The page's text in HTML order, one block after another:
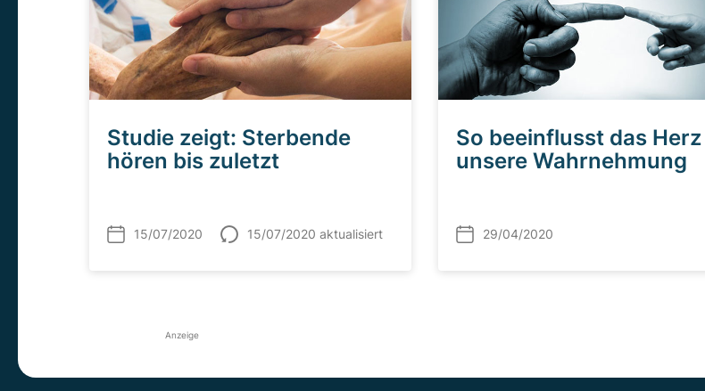
Studie zeigt: Sterbende
hören bis zuletzt
15/07/2020 15/07/2020 aktualisiert
So beeinflusst das Herz
unsere Wahrnehmung
29/04/2020
Anzeige